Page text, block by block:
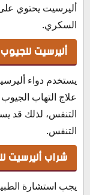
أليرسيت يحتوي
السكري.
أليرسيت
يستخدم دواء
علاج التهاب
التنفس.
شراب أليرسيت
يجب استشارة